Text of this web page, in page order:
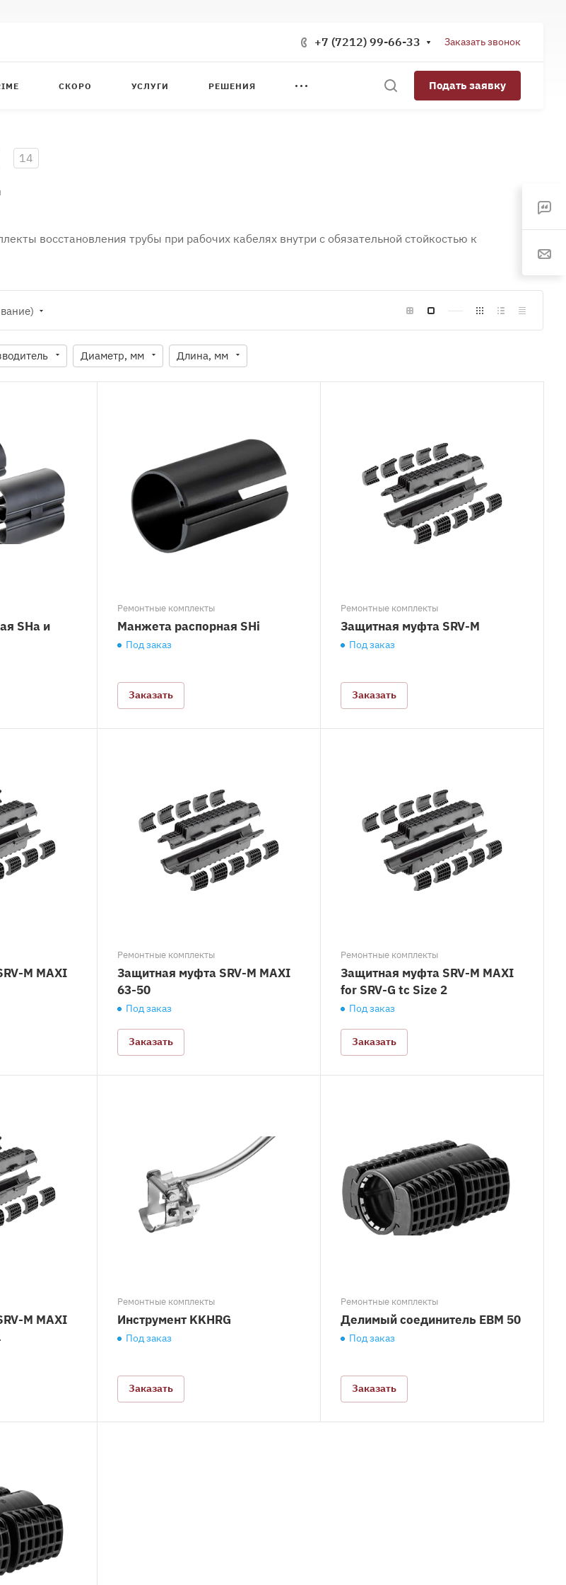
+7 (7212) 99-66-33 Заказать звонок
СКОРО УСЛУГИ РЕШЕНИЯ Подать заявку
14
восстановления трубы при рабочих кабелях внутри с обязательной стойкостью к
Диаметр, мм Длина, мм
SHa и
Ремонтные комплекты
Манжета распорная SHi
Под заказ
Заказать
Ремонтные комплекты
Защитная муфта SRV-M
Под заказ
Заказать
M MAXI
Ремонтные комплекты
Защитная муфта SRV-M MAXI
63-50
Под заказ
Заказать
Ремонтные комплекты
Защитная муфта SRV-M MAXI
for SRV-G tc Size 2
Под заказ
Заказать
M MAXI
Ремонтные комплекты
Инструмент KKHRG
Под заказ
Заказать
Ремонтные комплекты
Делимый соединитель EBM 50
Под заказ
Заказать